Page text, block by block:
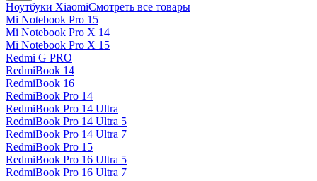
Ноутбуки XiaomiСмотреть все товары
Mi Notebook Pro 15
Mi Notebook Pro X 14
Mi Notebook Pro X 15
Redmi G PRO
RedmiBook 14
RedmiBook 16
RedmiBook Pro 14
RedmiBook Pro 14 Ultra
RedmiBook Pro 14 Ultra 5
RedmiBook Pro 14 Ultra 7
RedmiBook Pro 15
RedmiBook Pro 16 Ultra 5
RedmiBook Pro 16 Ultra 7